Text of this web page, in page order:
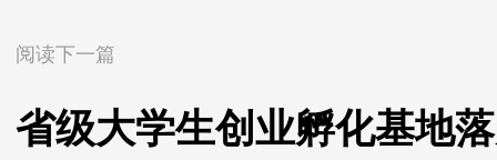
阅读下一篇
省级大学生创业孵化基地